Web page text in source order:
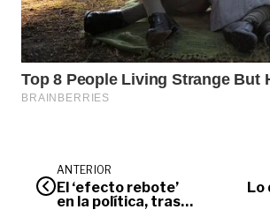
ANTERIOR
El ‘efecto rebote’
en la política, tras
Lo